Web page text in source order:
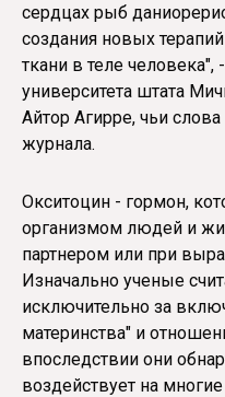
сердцах рыб
создания новых
ткани в теле
университета штата
Айтор Агирре, чьи
журнала.
Окситоцин - гормон,
организмом людей и
партнером или при
Изначально ученые
исключительно за
материнства" и
впоследствии они
воздействует на